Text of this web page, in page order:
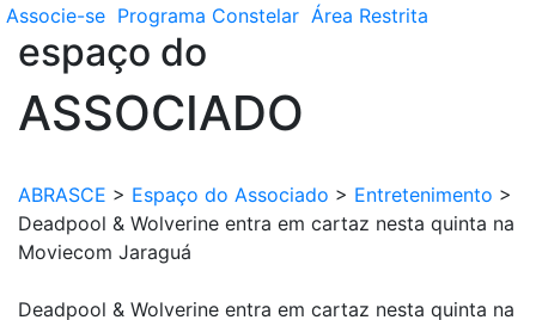
Associe-se Programa Constelar Área Restrita
espaço do
ASSOCIADO
ABRASCE > Espaço do Associado > Entretenimento >
Deadpool & Wolverine entra em cartaz nesta quinta na
Moviecom Jaraguá
Deadpool & Wolverine entra em cartaz nesta quinta na